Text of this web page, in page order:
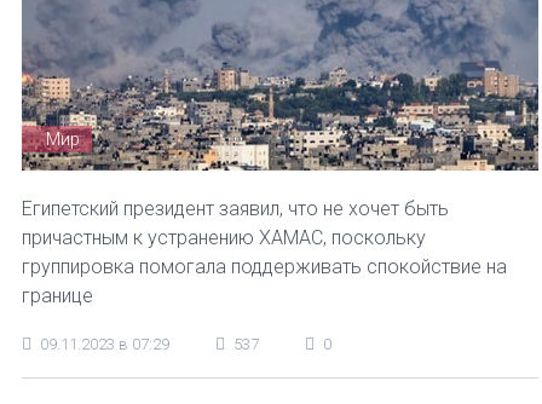
Мир
Египетский президент заявил, что не хочет быть
причастным к устранению ХАМАС, поскольку
группировка помогала поддерживать спокойствие на
границе
09.11.2023 в 07:29 537 0